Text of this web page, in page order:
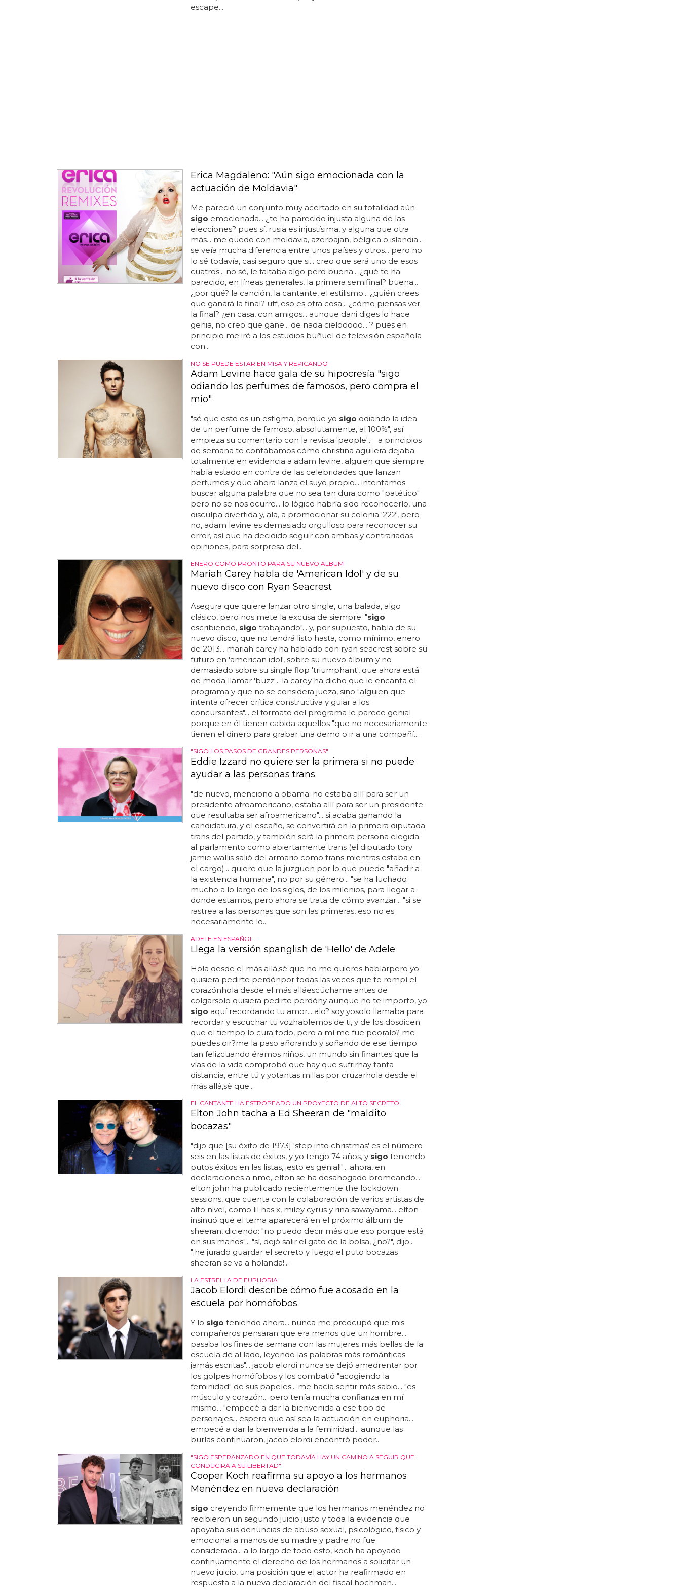
escape...
Erica Magdaleno: "Aún sigo emocionada con la
actuación de Moldavia"
Me pareció un conjunto muy acertado en su totalidad aún
sigo emocionada... ¿te ha parecido injusta alguna de las
elecciones? pues sí, rusia es injustísima, y alguna que otra
más... me quedo con moldavia, azerbajan, bélgica o islandia...
se veía mucha diferencia entre unos países y otros... pero no
lo sé todavía, casi seguro que si... creo que será uno de esos
cuatros... no sé, le faltaba algo pero buena... ¿qué te ha
parecido, en líneas generales, la primera semifinal? buena...
¿por qué? la canción, la cantante, el estilismo... ¿quién crees
que ganará la final? uff, eso es otra cosa... ¿cómo piensas ver
la final? ¿en casa, con amigos... aunque dani diges lo hace
genia, no creo que gane... de nada cielooooo... ? pues en
principio me iré a los estudios buñuel de televisión española
con...
NO SE PUEDE ESTAR EN MISA Y REPICANDO
Adam Levine hace gala de su hipocresía "sigo
odiando los perfumes de famosos, pero compra el
mío"
"sé que esto es un estigma, porque yo sigo odiando la idea
de un perfume de famoso, absolutamente, al 100%", así
empieza su comentario con la revista 'people'... a principios
de semana te contábamos cómo christina aguilera dejaba
totalmente en evidencia a adam levine, alguien que siempre
había estado en contra de las celebridades que lanzan
perfumes y que ahora lanza el suyo propio... intentamos
buscar alguna palabra que no sea tan dura como "patético"
pero no se nos ocurre... lo lógico habría sido reconocerlo, una
disculpa divertida y, ala, a promocionar su colonia '222', pero
no, adam levine es demasiado orgulloso para reconocer su
error, así que ha decidido seguir con ambas y contrariadas
opiniones, para sorpresa del...
ENERO COMO PRONTO PARA SU NUEVO ÁLBUM
Mariah Carey habla de 'American Idol' y de su
nuevo disco con Ryan Seacrest
Asegura que quiere lanzar otro single, una balada, algo
clásico, pero nos mete la excusa de siempre: "sigo
escribiendo, sigo trabajando"... y, por supuesto, habla de su
nuevo disco, que no tendrá listo hasta, como mínimo, enero
de 2013... mariah carey ha hablado con ryan seacrest sobre su
futuro en 'american idol', sobre su nuevo álbum y no
demasiado sobre su single flop 'triumphant', que ahora está
de moda llamar 'buzz'... la carey ha dicho que le encanta el
programa y que no se considera jueza, sino "alguien que
intenta ofrecer crítica constructiva y guiar a los
concursantes"... el formato del programa le parece genial
porque en él tienen cabida aquellos "que no necesariamente
tienen el dinero para grabar una demo o ir a una compañí...
"SIGO LOS PASOS DE GRANDES PERSONAS"
Eddie Izzard no quiere ser la primera si no puede
ayudar a las personas trans
"de nuevo, menciono a obama: no estaba allí para ser un
presidente afroamericano, estaba allí para ser un presidente
que resultaba ser afroamericano"... si acaba ganando la
candidatura, y el escaño, se convertirá en la primera diputada
trans del partido, y también será la primera persona elegida
al parlamento como abiertamente trans (el diputado tory
jamie wallis salió del armario como trans mientras estaba en
el cargo)... quiere que la juzguen por lo que puede "añadir a
la existencia humana", no por su género... "se ha luchado
mucho a lo largo de los siglos, de los milenios, para llegar a
donde estamos, pero ahora se trata de cómo avanzar... "si se
rastrea a las personas que son las primeras, eso no es
necesariamente lo...
ADELE EN ESPAÑOL
Llega la versión spanglish de 'Hello' de Adele
Hola desde el más allá,sé que no me quieres hablarpero yo
quisiera pedirte perdónpor todas las veces que te rompí el
corazónhola desde el más alláescúchame antes de
colgarsolo quisiera pedirte perdóny aunque no te importo, yo
sigo aquí recordando tu amor... alo? soy yosolo llamaba para
recordar y escuchar tu vozhablemos de ti, y de los dosdicen
que el tiempo lo cura todo, pero a mí me fue peoralo? me
puedes oir?me la paso añorando y soñando de ese tiempo
tan felizcuando éramos niños, un mundo sin finantes que la
vías de la vida comprobó que hay que sufrirhay tanta
distancia, entre tú y yotantas millas por cruzarhola desde el
más allá,sé que...
EL CANTANTE HA ESTROPEADO UN PROYECTO DE ALTO SECRETO
Elton John tacha a Ed Sheeran de "maldito
bocazas"
"dijo que [su éxito de 1973] 'step into christmas' es el número
seis en las listas de éxitos, y yo tengo 74 años, y sigo teniendo
putos éxitos en las listas, ¡esto es genial!"... ahora, en
declaraciones a nme, elton se ha desahogado bromeando...
elton john ha publicado recientemente the lockdown
sessions, que cuenta con la colaboración de varios artistas de
alto nivel, como lil nas x, miley cyrus y rina sawayama... elton
insinuó que el tema aparecerá en el próximo álbum de
sheeran, diciendo: "no puedo decir más que eso porque está
en sus manos"... "sí, dejó salir el gato de la bolsa, ¿no?", dijo...
"¡he jurado guardar el secreto y luego el puto bocazas
sheeran se va a holanda!...
LA ESTRELLA DE EUPHORIA
Jacob Elordi describe cómo fue acosado en la
escuela por homófobos
Y lo sigo teniendo ahora... nunca me preocupó que mis
compañeros pensaran que era menos que un hombre...
pasaba los fines de semana con las mujeres más bellas de la
escuela de al lado, leyendo las palabras más románticas
jamás escritas"... jacob elordi nunca se dejó amedrentar por
los golpes homófobos y los combatió "acogiendo la
feminidad" de sus papeles... me hacía sentir más sabio... "es
músculo y corazón... pero tenía mucha confianza en mí
mismo... "empecé a dar la bienvenida a ese tipo de
personajes... espero que así sea la actuación en euphoria...
empecé a dar la bienvenida a la feminidad... aunque las
burlas continuaron, jacob elordi encontró poder...
"SIGO ESPERANZADO EN QUE TODAVÍA HAY UN CAMINO A SEGUIR QUE
CONDUCIRÁ A SU LIBERTAD"
Cooper Koch reafirma su apoyo a los hermanos
Menéndez en nueva declaración
sigo creyendo firmemente que los hermanos menéndez no
recibieron un segundo juicio justo y toda la evidencia que
apoyaba sus denuncias de abuso sexual, psicológico, físico y
emocional a manos de su madre y padre no fue
considerada... a lo largo de todo esto, koch ha apoyado
continuamente el derecho de los hermanos a solicitar un
nuevo juicio, una posición que el actor ha reafirmado en
respuesta a la nueva declaración del fiscal hochman...